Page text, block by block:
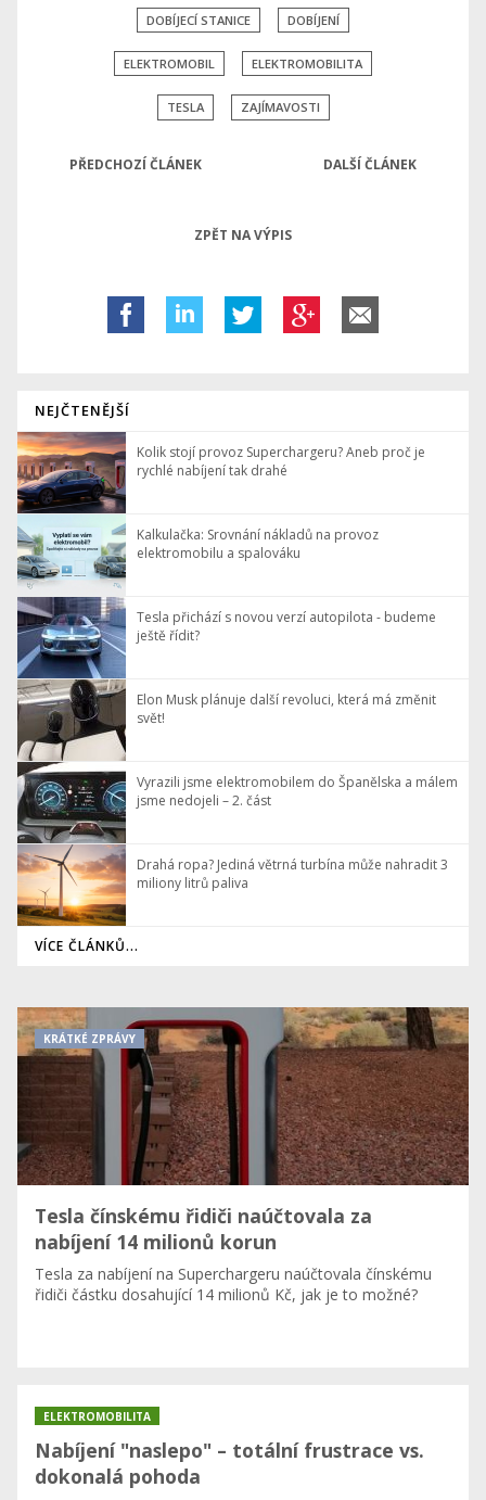
DOBÍJECÍ STANICE DOBÍJENÍ
ELEKTROMOBIL ELEKTROMOBILITA
TESLA ZAJÍMAVOSTI
PŘEDCHOZÍ ČLÁNEK DALŠÍ ČLÁNEK
ZPĚT NA VÝPIS
NEJČTENĚJŠÍ
Kolik stojí provoz Superchargeru? Aneb proč je
rychlé nabíjení tak drahé
Kalkulačka: Srovnání nákladů na provoz
elektromobilu a spalováku
Tesla přichází s novou verzí autopilota - budeme
ještě řídit?
Elon Musk plánuje další revoluci, která má změnit
svět!
Vyrazili jsme elektromobilem do Španělska a málem
jsme nedojeli – 2. část
Drahá ropa? Jediná větrná turbína může nahradit 3
miliony litrů paliva
VÍCE ČLÁNKŮ...
Tesla čínskému řidiči naúčtovala za
nabíjení 14 milionů korun
Tesla za nabíjení na Superchargeru naúčtovala čínskému
řidiči částku dosahující 14 milionů Kč, jak je to možné?
KRÁTKÉ ZPRÁVY
Nabíjení "naslepo" – totální frustrace vs.
dokonalá pohoda
ELEKTROMOBILITA